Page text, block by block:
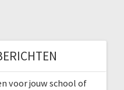
voor jouw school of